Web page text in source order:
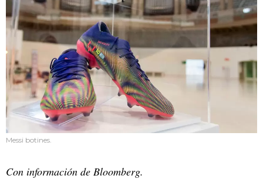
Messi botines.
Con información de Bloomberg.